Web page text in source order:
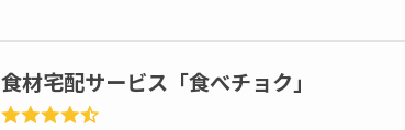
食材宅配サービス「食べチョク」